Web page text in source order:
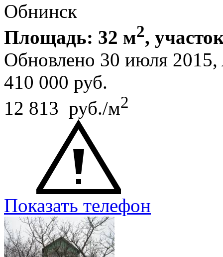
Обнинск
Площадь: 32 м2,
Обновлено 30 июля 2015,
410 000 руб.
12 813 руб./м2
Показать телефон